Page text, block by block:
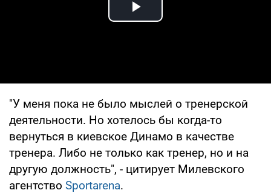
Play Video
"У меня пока не было мыслей о тренерской
деятельности. Но хотелось бы когда-то
вернуться в киевское Динамо в качестве
тренера. Либо не только как тренер, но и на
другую должность", - цитирует Милевского
агентство Sportarena.